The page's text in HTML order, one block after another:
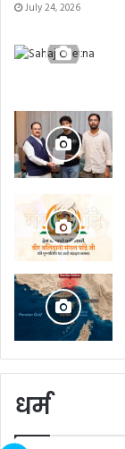
July 24, 2026
धर्म